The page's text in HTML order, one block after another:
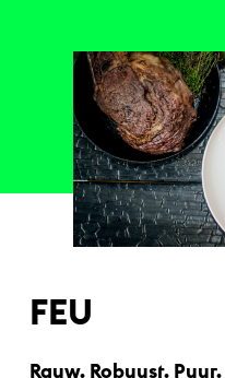
FEU
Rauw. Robuust.